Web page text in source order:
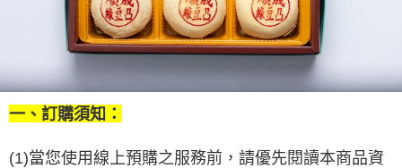
一、訂購須知：
(1)當您使用線上預購之服務前，請優先閱讀本商品資